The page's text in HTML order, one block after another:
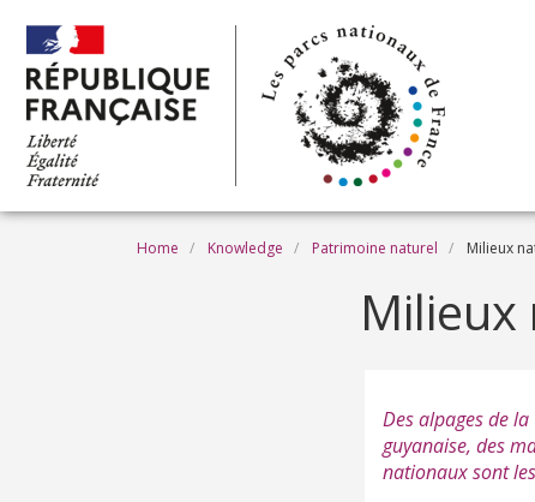
Breadcrumb
Home Knowledge Patrimoine naturel Milieux
Des alpages de
guyanaise, des
nationaux sont